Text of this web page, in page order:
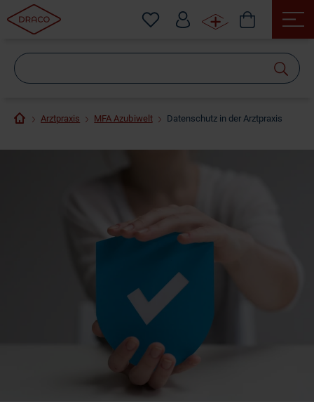
Arztpraxis MFA Azubiwelt Datenschutz in der Arztpraxis
suchen